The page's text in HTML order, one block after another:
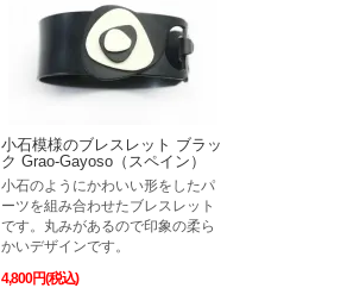
小石模様のブレスレット ブラッ
ク Grao-Gayoso（スペイン）
小石のようにかわいい形をしたパ
ーツを組み合わせたブレスレット
です。丸みがあるので印象の柔ら
かいデザインです。
4,800円(税込)